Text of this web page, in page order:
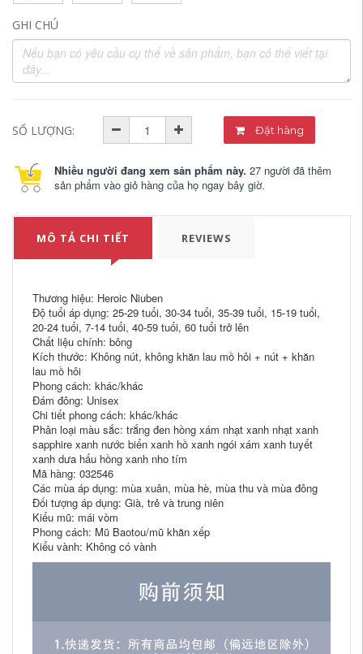
GHI CHÚ
SỐ LƯỢNG: Đặt hàng
Nhiều người đang xem sản phẩm này. 27 người đã thêm
sản phẩm vào giỏ hàng của họ ngay bây giờ.
MÔ TẢ CHI TIẾT REVIEWS
Thương hiệu: Heroic Niuben
Độ tuổi áp dụng: 25-29 tuổi, 30-34 tuổi, 35-39 tuổi, 15-19 tuổi,
20-24 tuổi, 7-14 tuổi, 40-59 tuổi, 60 tuổi trở lên
Chất liệu chính: bông
Kích thước: Không nút, không khăn lau mồ hôi + nút + khăn
lau mồ hôi
Phong cách: khác/khác
Đám đông: Unisex
Chi tiết phong cách: khác/khác
Phân loại màu sắc: trắng đen hồng xám nhạt xanh nhạt xanh
sapphire xanh nước biển xanh hồ xanh ngói xám xanh tuyết
xanh dưa hấu hồng xanh nho tím
Mã hàng: 032546
Các mùa áp dụng: mùa xuân, mùa hè, mùa thu và mùa đông
Đối tượng áp dụng: Già, trẻ và trung niên
Kiểu mũ: mái vòm
Phong cách: Mũ Baotou/mũ khăn xếp
Kiểu vành: Không có vành